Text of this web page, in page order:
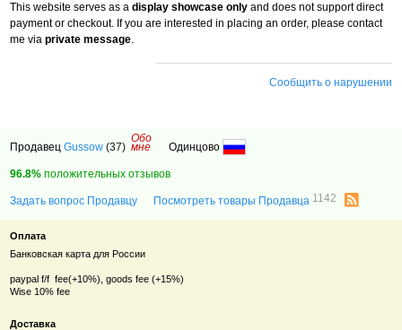
This website serves as adisplay showcase only and does not support direct
payment or checkout. If you are interested in placing an order, please contact
me viaprivate message.
Сообщить о нарушении
ПродавецGussow (37)
Обо
мне Одинцово
96.8% положительных отзывов
Задать вопрос Продавцу Посмотреть товары Продавца 1142
Оплата
Банковская карта для России
paypal f/f fee(+10%), goods fee (+15%)
Wise 10% fee
Доставка